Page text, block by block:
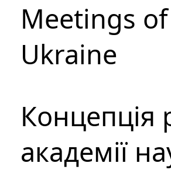
Meetings
Ukraine
Концепція
академії